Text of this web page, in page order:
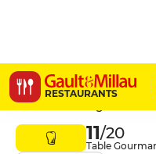
RESTAURANTS
Odette
5 Rue du Bourg aux
11/20
Table